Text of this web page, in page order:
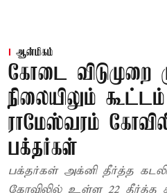
ஆன்மிகம்
கோடை விடுமுறை
நிலையிலும் கூட்டம்
ராமேஸ்வரம்
பக்தர்கள்
பக்தர்கள் அக்னி தீர்த்த கடலில்
கோவிலில் உள்ள 22 தீர்த்த